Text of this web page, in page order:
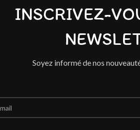
INSCRIVEZ-
Soyez informé de nos
Planche
Publié par Ced